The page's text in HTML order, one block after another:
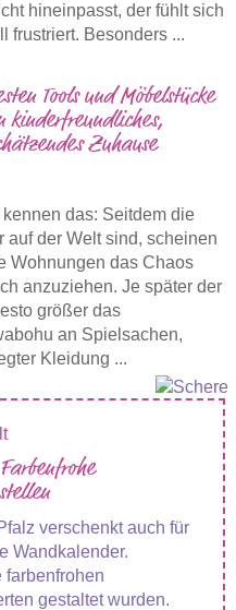
hineinpasst, der fühlt sich
frustriert. Besonders ...
Tools und Möbelstücke
kinderfreundliches,
Zuhause
kennen das: Seitdem die
auf der Welt sind, scheinen
Wohnungen das Chaos
anzuziehen. Je später der
größer das
an Spielsachen,
Kleidung ...
verschenkt auch für
Wandkalender.
farbenfrohen
gestaltet wurden.